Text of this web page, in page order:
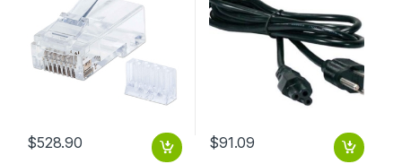
$528.90 $91.09